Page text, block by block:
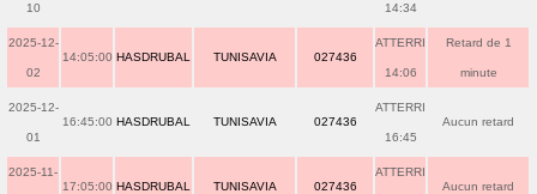
10 14:34
2025-12-
02
14:05:00 HASDRUBAL TUNISAVIA 027436
ATTERRI
14:06
Retard de 1
minute
2025-12-
01
16:45:00 HASDRUBAL TUNISAVIA 027436
ATTERRI
16:45
Aucun retard
2025-11-
17:05:00 HASDRUBAL TUNISAVIA 027436
ATTERRI
Aucun retard